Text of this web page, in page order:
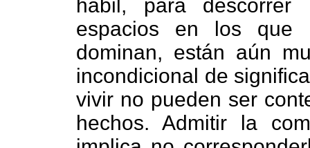
hábil, para descorrer
espacios en los que
dominan, están aún
incondicional de
vivir no pueden ser
hechos. Admitir la